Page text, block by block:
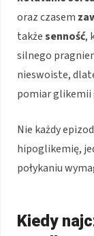
oraz czasem
takżesenność,
silnego
nieswoiste,
pomiar
Nie każdy
hipoglikemię,
połykaniu
Kiedy